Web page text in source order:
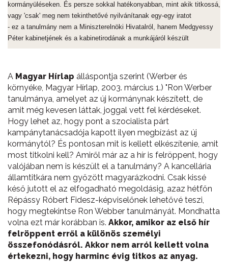
kormányüléseken. És persze sokkal hatékonyabban, mint akik titkossá,
vagy 'csak' meg nem tekinthetővé nyilvánítanak egy-egy iratot
- ez a tanulmány nem a Miniszterelnöki Hivatalról, hanem Medgyessy
Péter kabinetjének és a kabinetirodának a munkájáról készült
A Magyar Hírlap álláspontja szerint (Werber és
környéke, Magyar Hírlap, 2003. március 1.) "Ron Werber
tanulmánya, amelyet az új kormánynak készített, de
amit még kevesen láttak, joggal vett fel kérdéseket.
Hogy lehet az, hogy pont a szocialista párt
kampánytanácsadója kapott ilyen megbízást az új
kormánytól? És pontosan mit is kellett elkészítenie, amit
most titkolni kell? Amiről már az a hír is felröppent, hogy
valójában nem is készült el a tanulmány? A kancellária
államtitkára nem győzött magyarázkodni. Csak kissé
késő jutott el az elfogadható megoldásig, azaz hétfőn
Répássy Róbert Fidesz-képviselőnek lehetővé teszi,
hogy megtekintse Ron Webber tanulmányát. Mondhatta
volna ezt már korábban is. Akkor, amikor az első hír
felröppent erről a különös személyi
összefonódásról. Akkor nem arról kellett volna
értekezni, hogy harminc évig titkos az anyag.